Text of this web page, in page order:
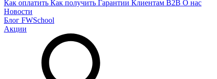
Как оплатить Как получить Гарантии Клиентам B2B О нас
Новости
Блог FWSchool
Акции